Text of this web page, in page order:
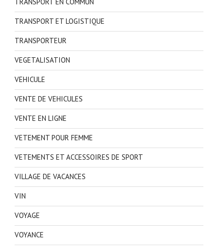
TRANSPORT ET LOGISTIQUE
TRANSPORTEUR
VEGETALISATION
VEHICULE
VENTE DE VEHICULES
VENTE EN LIGNE
VETEMENT POUR FEMME
VETEMENTS ET ACCESSOIRES DE SPORT
VILLAGE DE VACANCES
VIN
VOYAGE
VOYANCE